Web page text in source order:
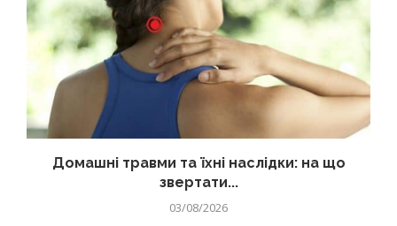
Домашні травми та їхні наслідки: на що
звертати...
03/08/2026